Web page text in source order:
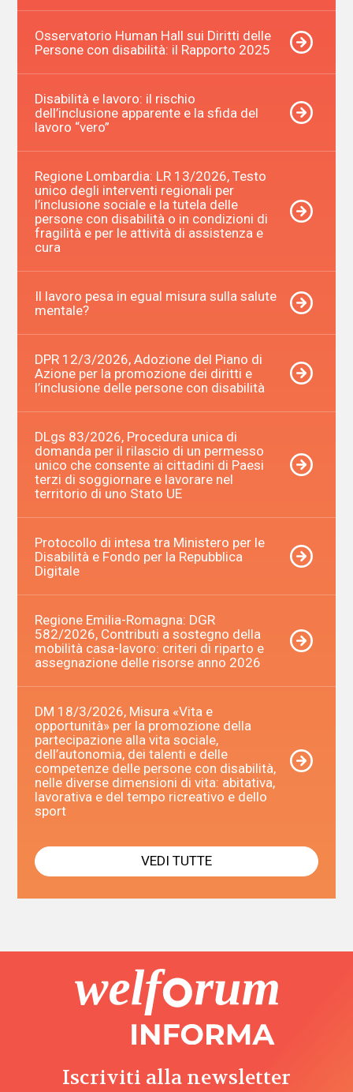
Osservatorio Human Hall sui Diritti delle
Persone con disabilità: il Rapporto 2025
Disabilità e lavoro: il rischio
dell’inclusione apparente e la sfida del
lavoro “vero”
Regione Lombardia: LR 13/2026, Testo
unico degli interventi regionali per
l’inclusione sociale e la tutela delle
persone con disabilità o in condizioni di
fragilità e per le attività di assistenza e
cura
Il lavoro pesa in egual misura sulla salute
mentale?
DPR 12/3/2026, Adozione del Piano di
Azione per la promozione dei diritti e
l’inclusione delle persone con disabilità
DLgs 83/2026, Procedura unica di
domanda per il rilascio di un permesso
unico che consente ai cittadini di Paesi
terzi di soggiornare e lavorare nel
territorio di uno Stato UE
Protocollo di intesa tra Ministero per le
Disabilità e Fondo per la Repubblica
Digitale
Regione Emilia-Romagna: DGR
582/2026, Contributi a sostegno della
mobilità casa-lavoro: criteri di riparto e
assegnazione delle risorse anno 2026
DM 18/3/2026, Misura «Vita e
opportunità» per la promozione della
partecipazione alla vita sociale,
dell’autonomia, dei talenti e delle
competenze delle persone con disabilità,
nelle diverse dimensioni di vita: abitativa,
lavorativa e del tempo ricreativo e dello
sport
VEDI TUTTE
Iscriviti alla newsletter